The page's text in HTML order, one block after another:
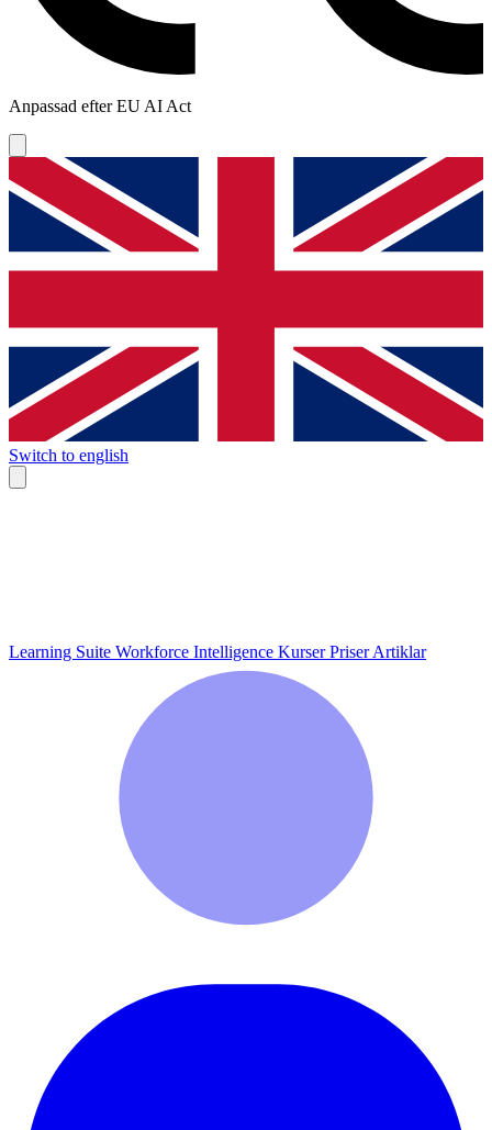
Anpassad efter EU AI Act
Switch to english
Learning Suite Workforce Intelligence KurserPriserArtiklar